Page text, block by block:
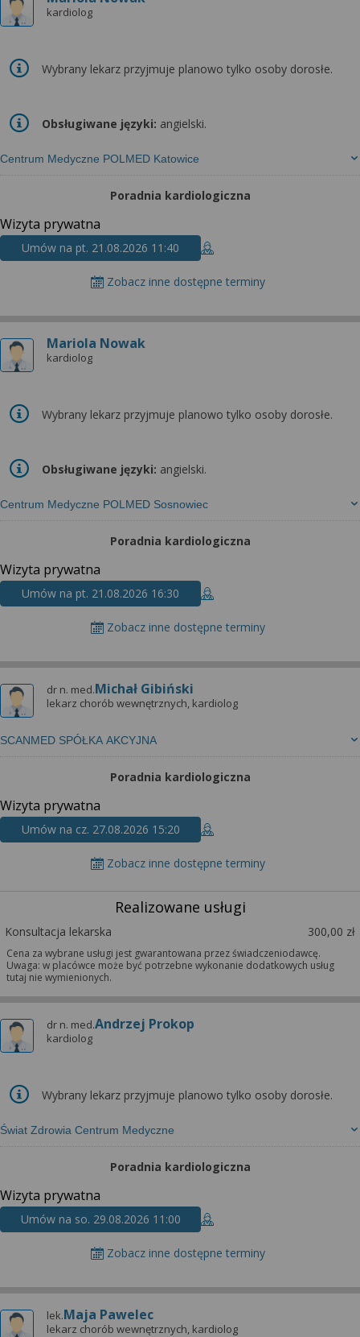
kardiolog
Centrum Medyczne POLMED Katowice
Wybrany lekarz przyjmuje planowo tylko osoby dorosłe.
Obsługiwane języki: angielski.
Poradnia kardiologiczna
Wizyta prywatna
Umów na pt. 21.08.2026 11:40
Zobacz inne dostępne terminy
Mariola Nowak
kardiolog
Centrum Medyczne POLMED Sosnowiec
Wybrany lekarz przyjmuje planowo tylko osoby dorosłe.
Obsługiwane języki: angielski.
Poradnia kardiologiczna
Wizyta prywatna
Umów na pt. 21.08.2026 16:30
Zobacz inne dostępne terminy
dr n. med.Michał Gibiński
lekarz chorób wewnętrznych, kardiolog
SCANMED SPÓŁKA AKCYJNA
Poradnia kardiologiczna
Wizyta prywatna
Umów na cz. 27.08.2026 15:20
Zobacz inne dostępne terminy
Realizowane usługi
Konsultacja lekarska 300,00 zł
Cena za wybrane usługi jest gwarantowana przez świadczeniodawcę.
Uwaga: w placówce może być potrzebne wykonanie dodatkowych usług
tutaj nie wymienionych.
dr n. med.Andrzej Prokop
kardiolog
Świat Zdrowia Centrum Medyczne
Wybrany lekarz przyjmuje planowo tylko osoby dorosłe.
Poradnia kardiologiczna
Wizyta prywatna
Umów na so. 29.08.2026 11:00
Zobacz inne dostępne terminy
lek.Maja Pawelec
lekarz chorób wewnętrznych, kardiolog